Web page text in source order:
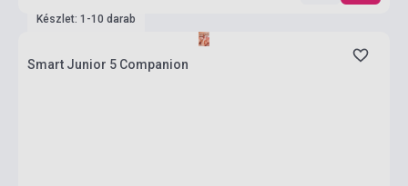
Készlet: 1-10 darab
Smart Junior 5 Companion